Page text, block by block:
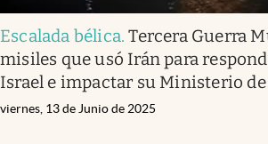
Escalada bélica.Tercera Guerra
misiles que usó Irán para
Israel e impactar su Ministerio
viernes, 13 de Junio de 2025